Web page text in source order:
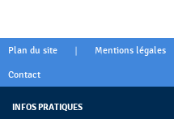
Plan du site | Mentions légales
Contact
INFOS PRATIQUES